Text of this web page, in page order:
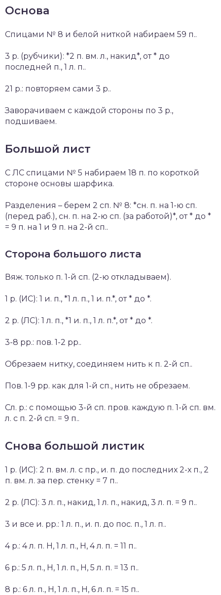
Основа
Спицами № 8 и белой ниткой набираем 59 п..
3 р. (рубчики): *2 п. вм. л., накид*, от * до
последней п., 1 л. п..
21 р.: повторяем сами 3 р..
Заворачиваем с каждой стороны по 3 р.,
подшиваем.
Большой лист
С ЛС спицами № 5 набираем 18 п. по короткой
стороне основы шарфика.
Разделения – берем 2 сп. № 8: *сн. п. на 1-ю сп.
(перед раб.), сн. п. на 2-ю сп. (за работой)*, от * до *
= 9 п. на 1 и 9 п. на 2-й сп..
Сторона большого листа
Вяж. только п. 1-й сп. (2-ю откладываем).
1 р. (ИС): 1 и. п., *1 л. п., 1 и. п.*, от * до *.
2 р. (ЛС): 1 л. п., *1 и. п., 1 л. п.*, от * до *.
3-8 рр.: пов. 1-2 рр..
Обрезаем нитку, соединяем нить к п. 2-й сп..
Пов. 1-9 рр. как для 1-й сп., нить не обрезаем.
Сл. р.: с помощью 3-й сп. пров. каждую п. 1-й сп. вм.
л. с п. 2-й сп. = 9 п..
Снова большой листик
1 р. (ИС): 2 п. вм. л. с пр., и. п. до последних 2-х п., 2
п. вм. л. за пер. стенку = 7 п..
2 р. (ЛС): 3 л. п., накид, 1 л. п., накид, 3 л. п. = 9 п..
3 и все и. рр.: 1 л. п., и. п. до пос. п., 1 л. п..
4 р.: 4 л. п. Н, 1 л. п., Н, 4 л. п. = 11 п..
6 р.: 5 л. п., Н, 1 л. п., Н, 5 л. п. = 13 п..
8 р.: 6 л. п., Н, 1 л. п., Н, 6 л. п. = 15 п..